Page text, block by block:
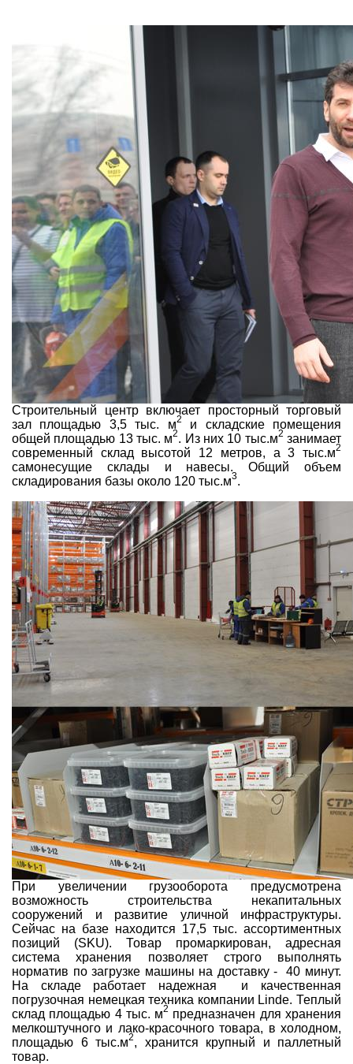
Строительный центр включает просторный торговый
зал площадью 3,5 тыс. м2
и складские помещения
общей площадью 13 тыс. м2. Из них 10 тыс.м2 занимает
современный склад высотой 12 метров, а 3 тыс.м2
самонесущие склады и навесы. Общий объем
складирования базы около 120 тыс.м3.
При увеличении грузооборота предусмотрена
возможность строительства некапитальных
сооружений и развитие уличной инфраструктуры.
Сейчас на базе находится 17,5 тыс. ассортиментных
позиций (SKU). Товар промаркирован, адресная
система хранения позволяет строго выполнять
норматив по загрузке машины на доставку - 40 минут.
На складе работает надежная и качественная
погрузочная немецкая техника компании Linde. Теплый
склад площадью 4 тыс. м2 предназначен для хранения
мелкоштучного и лако-красочного товара, в холодном,
площадью 6 тыс.м2, хранится крупный и паллетный
товар.